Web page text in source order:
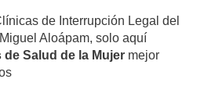
de Interrupción Legal del
Aloápam, solo aquí
de Salud de la Mujer mejor